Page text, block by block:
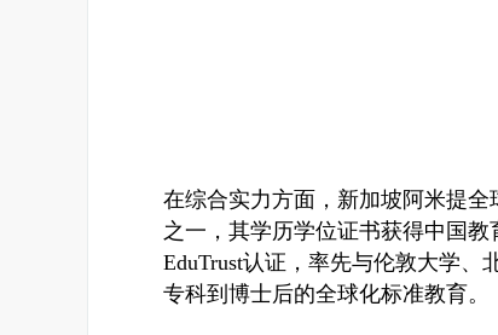
在综合实力方面，新加坡阿米提
之一，其学历学位证书获得中国
EduTrust认证，率先与伦敦大学
专科到博士后的全球化标准教育。